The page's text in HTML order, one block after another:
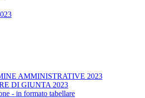
AMMINISTRATIVE 2023
DI GIUNTA 2023
- in formato tabellare